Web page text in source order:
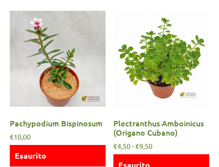
Pachypodium Bispinosum
€10,00
Esaurito
Plectranthus Amboinicus
(Origano Cubano)
€4,50-€9,50
Esaurito